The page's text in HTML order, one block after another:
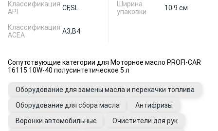
Классификация
API
CF,SL
Классификация
ACEA
A3,B4
Ширина
упаковки
10.9 см
Сопутствующие категории для Моторное масло PROFI-CAR
16115 10W-40 полусинтетическое 5 л
Оборудование для замены масла и перекачки топлива
Оборудование для сбора масла
Антифризы
Воронки автомобильные
Очистители для рук